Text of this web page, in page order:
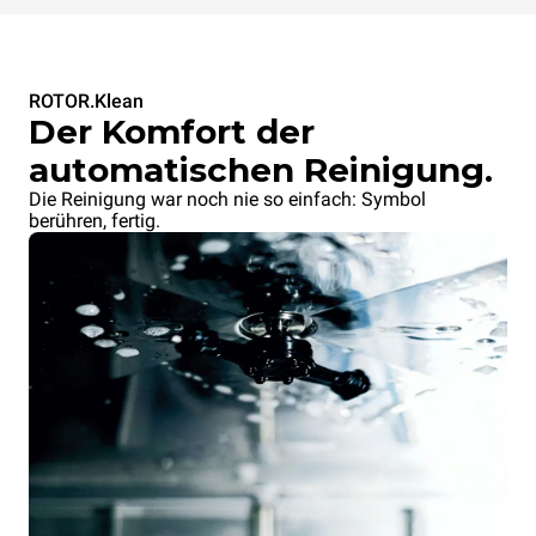
XETYC-12EU-SB
QUICK.Load Wagen
6+6 Bleche
ohne Türen
Blechverriegelung auf der
6+6 Bleche
ohne Türen
Bedienerseite
ROTOR.Klean
Der Komfort der
automatischen Reinigung.
Die Reinigung war noch nie so einfach: Symbol
berühren, fertig.